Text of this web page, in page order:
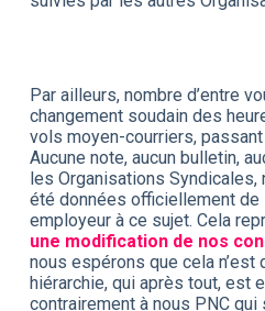
Par ailleurs, nombre d’entre
changement soudain des
vols moyen-courriers,
Aucune note, aucun bulletin,
les Organisations Syndicales,
été données officiellement de
employeur à ce sujet. Cela
une modification de nos
nous espérons que cela n’est
hiérarchie, qui après tout, est
contrairement à nous PNC